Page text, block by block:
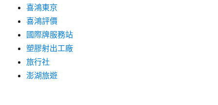
喜鴻東京
喜鴻評價
國際牌服務站
塑膠射出工廠
旅行社
澎湖旅遊